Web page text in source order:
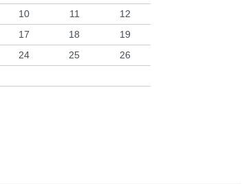
10 11
12
17 18
19
24 25
26